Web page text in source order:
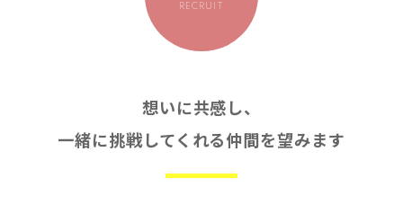
RECRUIT
想いに共感し、
一緒に挑戦してくれる仲間を望みます